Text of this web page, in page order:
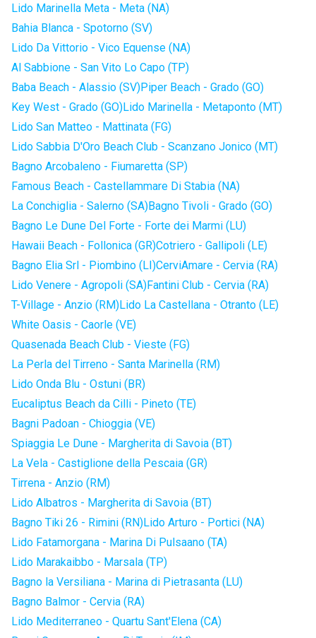
Lido Marinella Meta - Meta (NA)
Bahia Blanca - Spotorno (SV)
Lido Da Vittorio - Vico Equense (NA)
Al Sabbione - San Vito Lo Capo (TP)
Baba Beach - Alassio (SV)Piper Beach - Grado (GO)
Key West - Grado (GO)Lido Marinella - Metaponto (MT)
Lido San Matteo - Mattinata (FG)
Lido Sabbia D'Oro Beach Club - Scanzano Jonico (MT)
Bagno Arcobaleno - Fiumaretta (SP)
Famous Beach - Castellammare Di Stabia (NA)
La Conchiglia - Salerno (SA)Bagno Tivoli - Grado (GO)
Bagno Le Dune Del Forte - Forte dei Marmi (LU)
Hawaii Beach - Follonica (GR)Cotriero - Gallipoli (LE)
Bagno Elia Srl - Piombino (LI)CerviAmare - Cervia (RA)
Lido Venere - Agropoli (SA)Fantini Club - Cervia (RA)
T-Village - Anzio (RM)Lido La Castellana - Otranto (LE)
White Oasis - Caorle (VE)
Quasenada Beach Club - Vieste (FG)
La Perla del Tirreno - Santa Marinella (RM)
Lido Onda Blu - Ostuni (BR)
Eucaliptus Beach da Cilli - Pineto (TE)
Bagni Padoan - Chioggia (VE)
Spiaggia Le Dune - Margherita di Savoia (BT)
La Vela - Castiglione della Pescaia (GR)
Tirrena - Anzio (RM)
Lido Albatros - Margherita di Savoia (BT)
Bagno Tiki 26 - Rimini (RN)Lido Arturo - Portici (NA)
Lido Fatamorgana - Marina Di Pulsaano (TA)
Lido Marakaibbo - Marsala (TP)
Bagno la Versiliana - Marina di Pietrasanta (LU)
Bagno Balmor - Cervia (RA)
Lido Mediterraneo - Quartu Sant'Elena (CA)